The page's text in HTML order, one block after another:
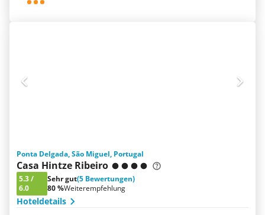
Ponta Delgada, São Miguel, Portugal
Casa Hintze Ribeiro
5.3/
6.0
Sehr gut(5 Bewertungen)
80 %Weiterempfehlung
Hoteldetails